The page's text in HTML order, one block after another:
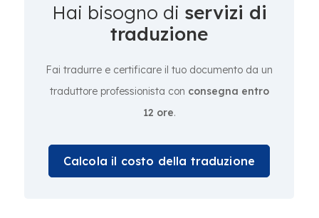
Hai bisogno di servizi di
traduzione
Fai tradurre e certificare il tuo documento da un
traduttore professionista con consegna entro
12 ore.
Calcola il costo della traduzione